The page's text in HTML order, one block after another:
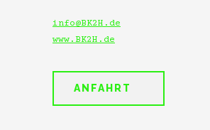
info@BK2H.de
www.BK2H.de
ANFAHRT